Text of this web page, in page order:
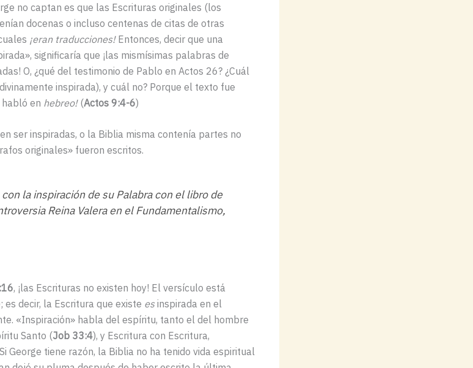
no captan es que las Escrituras originales (los
docenas o incluso centenas de citas de otras
¡eran traducciones!Entonces, decir que una
significaría que ¡las mismísimas palabras de
O, ¿qué del testimonio de Pablo en Actos 26? ¿Cuál
inspirada), y cuál no? Porque el texto fue
habló en hebreo!(Actos 9:4-6)
ser inspiradas, o la Biblia misma contenía partes no
originales» fueron escritos.
la inspiración de su Palabra con el libro de
Reina Valera en el Fundamentalismo,
, ¡las Escrituras no existen hoy! El versículo está
decir, la Escritura que existe esinspirada en el
«Inspiración» habla del espíritu, tanto el del hombre
Santo (Job 33:4), y Escritura con Escritura,
Si George tiene razón, la Biblia no ha tenido vida espiritual